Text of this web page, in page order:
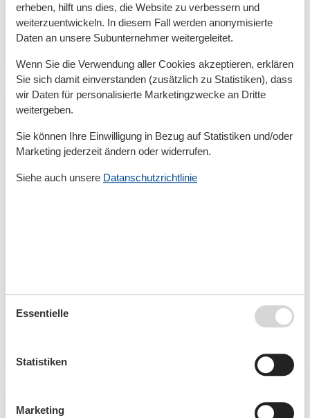
Lübecker Bucht nebeneinander. Das kleine Haffkrug
befindet sich mittig zwischen Sierksdorf und
Scharbeutz,…
befindet sich als Ortsteil von Scharbeutz im Süden
Schleswig-Holsteins in der Lübecker Bucht. Die
besonders bei den Großstädtern beliebte Region
Mehr erfahren
erheben, hilft uns dies, die Website zu verbessern und
weiterzuentwickeln. In diesem Fall werden anonymisierte
Daten an unsere Subunternehmer weitergeleitet.
Wenn Sie die Verwendung aller Cookies akzeptieren, erklären
Sie sich damit einverstanden (zusätzlich zu Statistiken), dass
wir Daten für personalisierte Marketingzwecke an Dritte
weitergeben.
Sie können Ihre Einwilligung in Bezug auf Statistiken und/oder
Marketing jederzeit ändern oder widerrufen.
Siehe auch unsere Datanschutzrichtlinie
Essentielle
Statistiken
Marketing